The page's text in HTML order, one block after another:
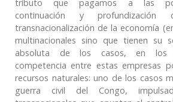
tributo que pagamos a las
continuación y
transnacionalización de la economía
multinacionales sino que tienen su
absoluta de los casos, en los
competencia entre estas empresas
recursos naturales: uno de los casos
guerra civil del Congo,